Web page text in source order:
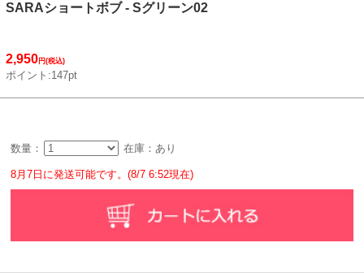
SARAショートボブ - Sグリーン02
2,950円(税込)
ポイント:147pt
数量： 在庫：あり
8月7日に発送可能です。(8/7 6:52現在)